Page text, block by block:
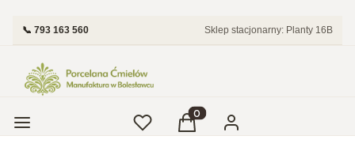
📞 793 163 560 Sklep stacjonarny: Planty 16B
Menu UlubioneProdukty w koszyku: 0.
Koszyk Zaloguj się